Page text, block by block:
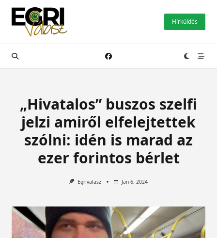
Skip
content
Hírküldés
„Hivatalos” buszos szelfi
jelzi amiről elfelejtettek
szólni: idén is marad az
ezer forintos bérlet
Egrivalasz Jan 6, 2024